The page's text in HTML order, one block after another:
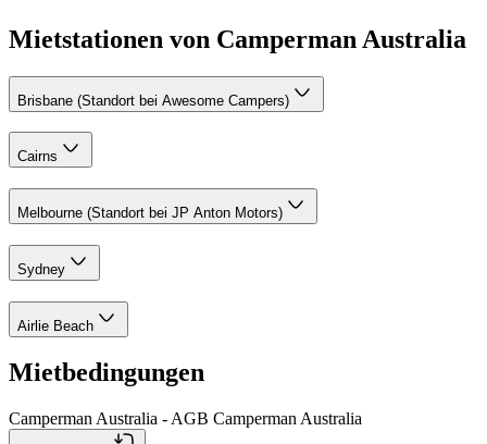
Mietstationen von Camperman Australia
Brisbane (Standort bei Awesome Campers)
Cairns
Melbourne (Standort bei JP Anton Motors)
Sydney
Airlie Beach
Mietbedingungen
Camperman Australia - AGB Camperman Australia